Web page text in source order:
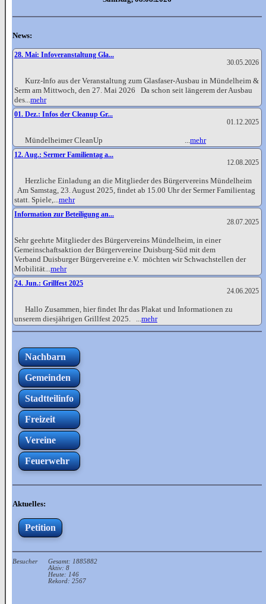
News:
28. Mai: Infoveranstaltung Gla...
30.05.2026
Kurz-Info aus der Veranstaltung zum Glasfaser-Ausbau in Mündelheim &
Serm am Mittwoch, den 27. Mai 2026 Da schon seit längerem der Ausbau
des...mehr
01. Dez.: Infos der Cleanup Gr...
01.12.2025
Mündelheimer CleanUp ...mehr
12. Aug.: Sermer Familientag a...
12.08.2025
Herzliche Einladung an die Mitglieder des Bürgervereins Mündelheim
Am Samstag, 23. August 2025, findet ab 15.00 Uhr der Sermer Familientag
statt. Spiele,...mehr
Information zur Beteiligung an...
28.07.2025
Sehr geehrte Mitglieder des Bürgervereins Mündelheim, in einer
Gemeinschaftsaktion der Bürgervereine Duisburg-Süd mit dem
Verband Duisburger Bürgervereine e.V. möchten wir Schwachstellen der
Mobilität...mehr
24. Jun.: Grillfest 2025
24.06.2025
Hallo Zusammen, hier findet Ihr das Plakat und Informationen zu
unserem diesjährigen Grillfest 2025. ...mehr
Nachbarn
Gemeinden
Stadtteilinfo
Freizeit
Vereine
Feuerwehr
Aktuelles:
Petition
Besucher
Gesamt: 1885882
Aktiv: 8
Heute: 146
Rekord: 2567